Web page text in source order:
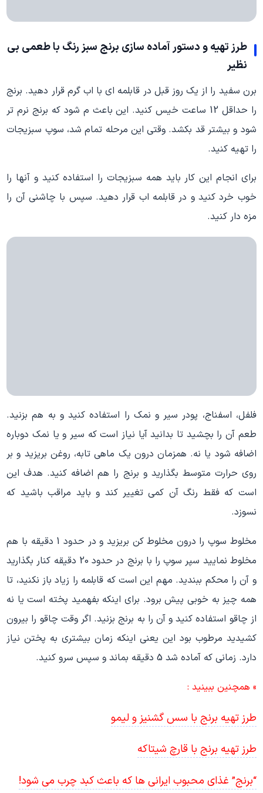
طرز تهیه و دستور آماده سازی برنج سبز رنگ با طعمی بی
نظیر
برن سفید را از یک روز قبل در قابلمه ای با اب گرم قرار دهید. برنج
را حداقل 12 ساعت خیس کنید. این باعث م شود که برنج نرم تر
شود و بیشتر قد بکشد. وقتی این مرحله تمام شد، سوپ سبزیجات
را تهیه کنید.
برای انجام این کار باید همه سبزیجات را استفاده کنید و آنها را
خوب خرد کنید و در قابلمه اب قرار دهید. سپس با چاشنی آن را
مزه دار کنید.
فلفل، اسفناج، پودر سیر و نمک را استفاده کنید و به هم بزنید.
طعم آن را بچشید تا بدانید آیا نیاز است که سیر و یا نمک دوباره
اضافه شود یا نه. همزمان درون یک ماهی تابه، روغن بریزید و بر
روی حرارت متوسط بگذارید و برنج را هم اضافه کنید. هدف این
است که فقط رنگ آن کمی تغییر کند و باید مراقب باشید که
نسوزد.
مخلوط سوپ را درون مخلوط کن بریزید و در حدود 1 دقیقه با هم
مخلوط نمایید سپر سوپ را با برنج در حدود 20 دقیقه کنار بگذارید
و آن را محکم ببندید. مهم این است که قابلمه را زیاد باز نکنید، تا
همه چیز به خوبی پیش برود. برای اینکه بفهمید پخته است یا نه
از چاقو استفاده کنید و آن را به برنج بزنید. اگر وقت چاقو را بیرون
کشیدید مرطوب بود این یعنی اینکه زمان بیشتری به پختن نیاز
دارد. زمانی که آماده شد 5 دقیقه بماند و سپس سرو کنید.
» همچنین ببینید :
طرز تهیه برنج با سس گشنیز و لیمو
طرز تهیه برنج با قارچ شیتاکه
“برنج” غذای محبوب ایرانی ها که باعث کبد چرب می شود!